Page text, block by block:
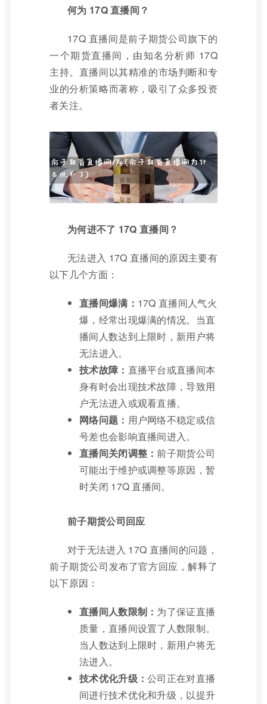
何为 17Q 直播间？
17Q 直播间是前子期货公司旗下的
一个期货直播间，由知名分析师 17Q
主持。直播间以其精准的市场判断和专
业的分析策略而著称，吸引了众多投资
者关注。
为何进不了 17Q 直播间？
无法进入 17Q 直播间的原因主要有
以下几个方面：
直播间爆满： 17Q 直播间人气火
爆，经常出现爆满的情况。当直
播间人数达到上限时，新用户将
无法进入。
技术故障： 直播平台或直播间本
身有时会出现技术故障，导致用
户无法进入或观看直播。
网络问题： 用户网络不稳定或信
号差也会影响直播间进入。
直播间关闭调整：前子期货公司
可能出于维护或调整等原因，暂
时关闭 17Q 直播间。
前子期货公司回应
对于无法进入 17Q 直播间的问题，
前子期货公司发布了官方回应，解释了
以下原因：
直播间人数限制： 为了保证直播
质量，直播间设置了人数限制。
当人数达到上限时，新用户将无
法进入。
技术优化升级：公司正在对直播
间进行技术优化和升级，以提升